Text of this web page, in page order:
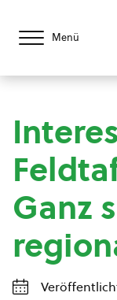
Menü
Ganz